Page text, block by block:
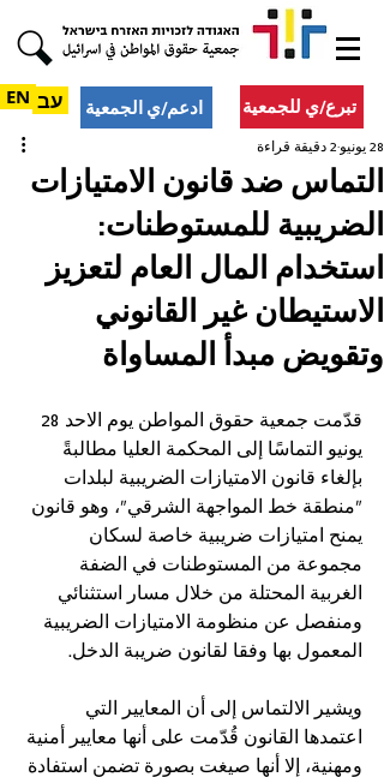
עב ادعم/ي الجمعية EN تبرع/ي للجمعية
التماس ضد قانون الامتيازات
الضريبية للمستوطنات:
استخدام المال العام لتعزيز
الاستيطان غير القانوني
وتقويض مبدأ المساواة
28 يونيو 2 دقيقة قراءة
يونيو التماسًا إلى المحكمة العليا مطالبةً
بإلغاء قانون الامتيازات الضريبية لبلدات
"منطقة خط المواجهة الشرقي"، وهو قانون
يمنح امتيازات ضريبية خاصة لسكان
مجموعة من المستوطنات في الضفة
الغربية المحتلة من خلال مسار استثنائي
ومنفصل عن منظومة الامتيازات الضريبية
المعمول بها وفقا لقانون ضريبة الدخل.
ويشير الالتماس إلى أن المعايير التي
اعتمدها القانون قُدّمت على أنها معايير أمنية
ومهنية، إلا أنها صيغت بصورة تضمن استفادة